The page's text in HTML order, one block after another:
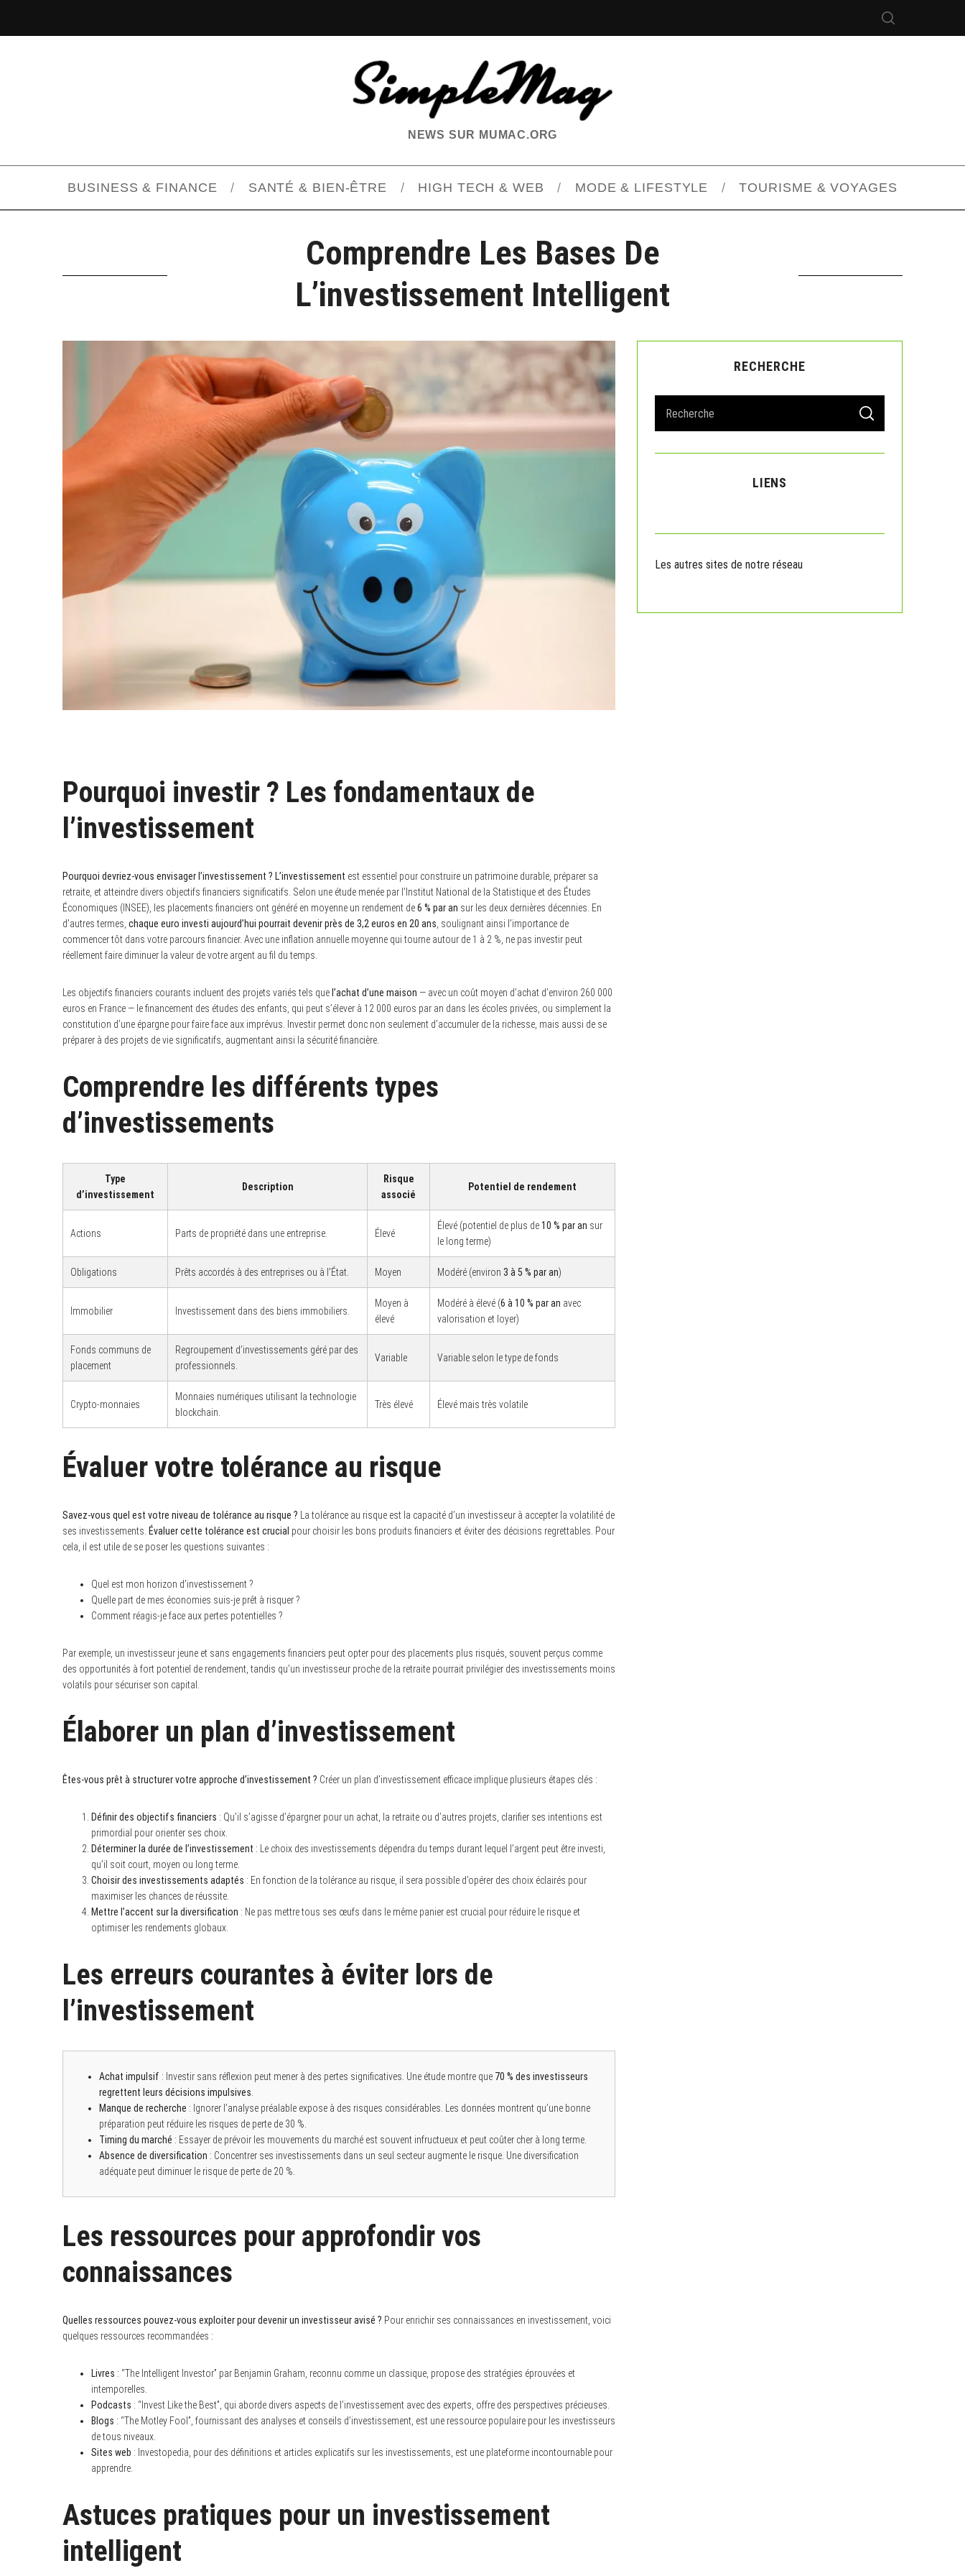
NEWS SUR MUMAC.ORG
BUSINESS & FINANCE SANTÉ & BIEN-ÊTRE HIGH TECH & WEB MODE & LIFESTYLE TOURISME & VOYAGES
Comprendre Les Bases De
L’investissement Intelligent
Pourquoi investir ? Les fondamentaux de
l’investissement
Pourquoi devriez-vous envisager l’investissement ? L’investissement est essentiel pour construire un patrimoine durable, préparer sa
retraite, et atteindre divers objectifs financiers significatifs. Selon une étude menée par l’Institut National de la Statistique et des Études
Économiques (INSEE), les placements financiers ont généré en moyenne un rendement de6 % par an sur les deux dernières décennies. En
d’autres termes, chaque euro investi aujourd’hui pourrait devenir près de 3,2 euros en 20 ans , soulignant ainsi l’importance de
commencer tôt dans votre parcours financier. Avec une inflation annuelle moyenne qui tourne autour de 1 à 2 %, ne pas investir peut
réellement faire diminuer la valeur de votre argent au fil du temps.
Les objectifs financiers courants incluent des projets variés tels que l’achat d’une maison — avec un coût moyen d’achat d’environ 260 000
euros en France — le financement des études des enfants, qui peut s’élever à 12 000 euros par an dans les écoles privées, ou simplement la
constitution d’une épargne pour faire face aux imprévus. Investir permet donc non seulement d’accumuler de la richesse, mais aussi de se
préparer à des projets de vie significatifs, augmentant ainsi la sécurité financière.
Comprendre les différents types
d’investissements
Type
d’investissement
Description
Risque
associé
Potentiel de rendement
Actions Parts de propriété dans une entreprise. Élevé
Élevé (potentiel de plus de10 % par an sur
le long terme)
Obligations Prêts accordés à des entreprises ou à l’État. Moyen Modéré (environ 3 à 5 % par an)
Immobilier Investissement dans des biens immobiliers.
Moyen à
élevé
Modéré à élevé (6 à 10 % par an avec
valorisation et loyer)
Fonds communs de
placement
Regroupement d’investissements géré par des
professionnels.
Variable Variable selon le type de fonds
Crypto-monnaies
Monnaies numériques utilisant la technologie
blockchain.
Très élevé Élevé mais très volatile
Évaluer votre tolérance au risque
Savez-vous quel est votre niveau de tolérance au risque ? La tolérance au risque est la capacité d’un investisseur à accepter la volatilité de
ses investissements. Évaluer cette tolérance est crucial pour choisir les bons produits financiers et éviter des décisions regrettables. Pour
cela, il est utile de se poser les questions suivantes :
Quel est mon horizon d’investissement ?
Quelle part de mes économies suis-je prêt à risquer ?
Comment réagis-je face aux pertes potentielles ?
Par exemple, un investisseur jeune et sans engagements financiers peut opter pour des placements plus risqués, souvent perçus comme
des opportunités à fort potentiel de rendement, tandis qu’un investisseur proche de la retraite pourrait privilégier des investissements moins
volatils pour sécuriser son capital.
Élaborer un plan d’investissement
Êtes-vous prêt à structurer votre approche d’investissement ? Créer un plan d’investissement efficace implique plusieurs étapes clés :
Définir des objectifs financiers : Qu’il s’agisse d’épargner pour un achat, la retraite ou d’autres projets, clarifier ses intentions est
primordial pour orienter ses choix.
Déterminer la durée de l’investissement : Le choix des investissements dépendra du temps durant lequel l’argent peut être investi,
qu’il soit court, moyen ou long terme.
Choisir des investissements adaptés : En fonction de la tolérance au risque, il sera possible d’opérer des choix éclairés pour
maximiser les chances de réussite.
Mettre l’accent sur la diversification : Ne pas mettre tous ses œufs dans le même panier est crucial pour réduire le risque et
optimiser les rendements globaux.
Les erreurs courantes à éviter lors de
l’investissement
Achat impulsif : Investir sans réflexion peut mener à des pertes significatives. Une étude montre que 70 % des investisseurs
regrettent leurs décisions impulsives
Manque de recherche : Ignorer l’analyse préalable expose à des risques considérables. Les données montrent qu’une bonne
préparation peut réduire les risques de perte de 30 %.
Timing du marché : Essayer de prévoir les mouvements du marché est souvent infructueux et peut coûter cher à long terme.
Absence de diversification : Concentrer ses investissements dans un seul secteur augmente le risque. Une diversification
adéquate peut diminuer le risque de perte de 20 %.
Les ressources pour approfondir vos
connaissances
Quelles ressources pouvez-vous exploiter pour devenir un investisseur avisé ? Pour enrichir ses connaissances en investissement, voici
quelques ressources recommandées :
Livres : “The Intelligent Investor” par Benjamin Graham, reconnu comme un classique, propose des stratégies éprouvées et
intemporelles.
Podcasts : “Invest Like the Best”, qui aborde divers aspects de l’investissement avec des experts, offre des perspectives précieuses.
Blogs : “The Motley Fool”, fournissant des analyses et conseils d’investissement, est une ressource populaire pour les investisseurs
de tous niveaux.
Sites web : Investopedia, pour des définitions et articles explicatifs sur les investissements, est une plateforme incontournable pour
apprendre.
Astuces pratiques pour un investissement
intelligent
RECHERCHE
a
r
r
S
A
C
LIENS
Les autres sites de notre réseau
a
f
: